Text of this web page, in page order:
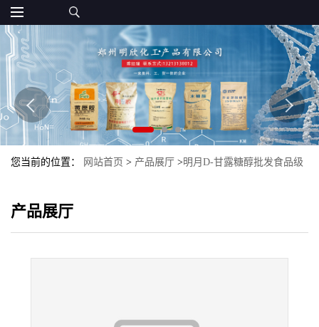
您当前的位置： 网站首页 > 产品展厅 >明月D-甘露糖醇批发食品级
产品展厅